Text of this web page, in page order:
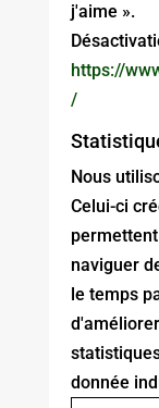
j'aime ».
https://
/
Nous
Celui-ci
naviguer
le temps
donnée